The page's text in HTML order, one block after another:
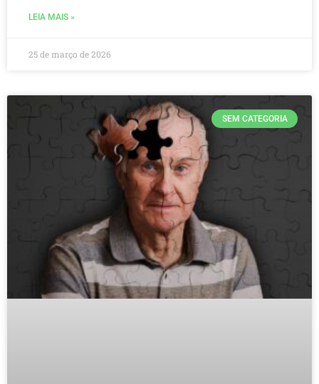
LEIA MAIS »
25 de março de 2026
SEM CATEGORIA